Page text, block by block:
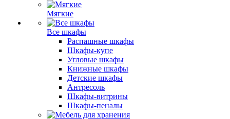
Мягкие
Все шкафы
Распашные шкафы
Шкафы-купе
Угловые шкафы
Книжные шкафы
Детские шкафы
Антресоль
Шкафы-витрины
Шкафы-пеналы